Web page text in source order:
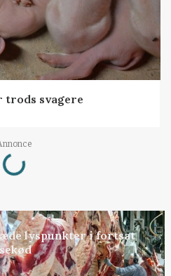
trods svagere
Loading...
lyspunkter i fortsat